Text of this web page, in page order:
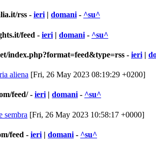
rss - ieri | domani - ^su^
feed - ieri | domani - ^su^
index.php?format=feed&type=rss - ieri |
aliena [Fri, 26 May 2023 08:19:29 +0200]
feed/- ieri | domani - ^su^
sembra [Fri, 26 May 2023 10:58:17 +0000]
feed - ieri | domani - ^su^